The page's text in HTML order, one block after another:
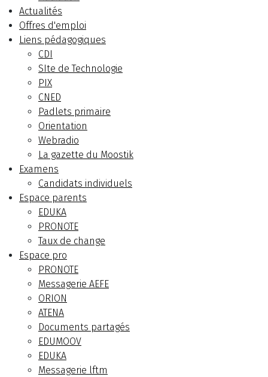
Actualités
Offres d'emploi
Liens pédagogiques
CDI
SIte de Technologie
PIX
CNED
Padlets primaire
Orientation
Webradio
La gazette du Moostik
Examens
Candidats individuels
Espace parents
EDUKA
PRONOTE
Taux de change
Espace pro
PRONOTE
Messagerie AEFE
ORION
ATENA
Documents partagés
EDUMOOV
EDUKA
Messagerie lftm